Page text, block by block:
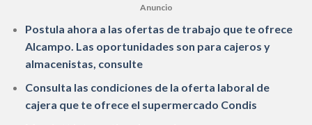
Anuncio
Postula ahora a las ofertas de trabajo que te ofrece
Alcampo. Las oportunidades son para cajeros y
almacenistas, consulte
Consulta las condiciones de la oferta laboral de
cajera que te ofrece el supermercado Condis